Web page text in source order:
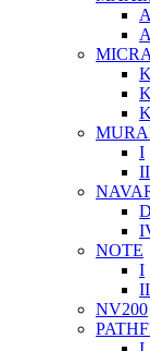
MICRA
I
II
NOTE
I
II
NV200